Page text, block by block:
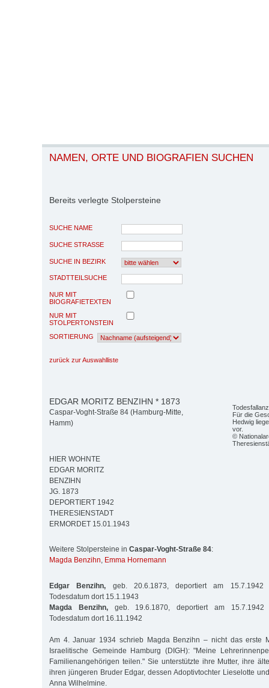
NAMEN, ORTE UND BIOGRAFIEN SUCHEN
Bereits verlegte Stolpersteine
SUCHE NAME
SUCHE STRASSE
SUCHE IN BEZIRK
STADTTEILSUCHE
NUR MIT
BIOGRAFIETEXTEN
NUR MIT
STOLPERTONSTEIN
SORTIERUNG
zurück zur Auswahlliste
Für die
Hedwig
vor.
©
EDGAR MORITZ BENZIHN * 1873
Caspar-Voght-Straße 84 (Hamburg-Mitte,
Hamm)
HIER WOHNTE
EDGAR MORITZ
BENZIHN
JG. 1873
DEPORTIERT 1942
THERESIENSTADT
ERMORDET 15.01.1943
Weitere Stolpersteine in Caspar-Voght-Straße 84:
Magda Benzihn, Emma Hornemann
Edgar Benzihn, geb. 20.6.1873, deportiert am 15.7.1942
Todesdatum dort 15.1.1943
Magda Benzihn,geb. 19.6.1870, deportiert am 15.7.1942
Todesdatum dort 16.11.1942
Am 4. Januar 1934 schrieb Magda Benzihn – nicht das erste
Israelitische Gemeinde Hamburg (DIGH): "Meine
Familienangehörigen teilen." Sie unterstützte ihre Mutter, ihre
ihren jüngeren Bruder Edgar, dessen Adoptivtochter Lieselotte
Anna Wilhelmine.